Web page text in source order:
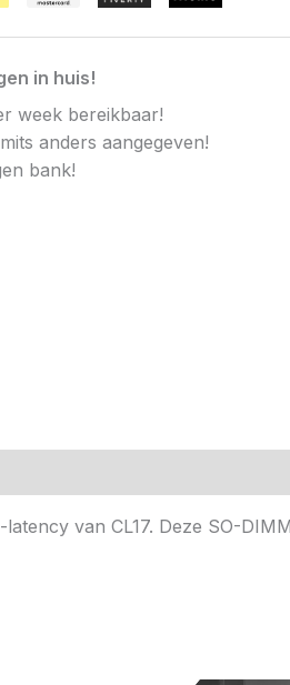
in huis!
week bereikbaar!
anders aangegeven!
bank!
van CL17. Deze SO-